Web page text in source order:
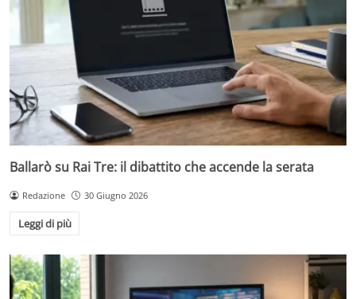
Ballarò su Rai Tre: il dibattito che accende la serata
Redazione 30 Giugno 2026
Leggi di più